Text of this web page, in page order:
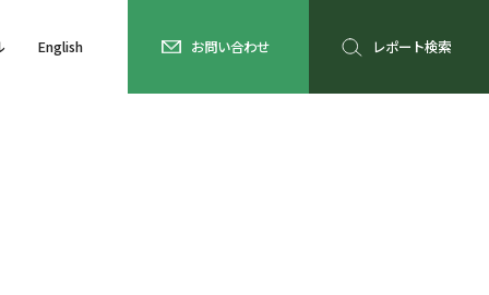
English お問い合わせ レポート検索